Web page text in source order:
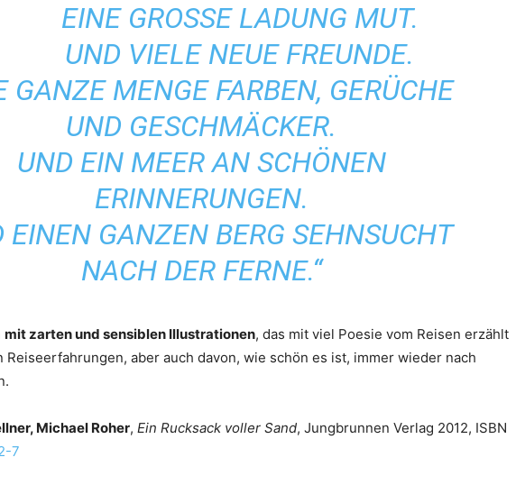
EINE GROSSE LADUNG MUT.
UND VIELE NEUE FREUNDE.
GANZE MENGE FARBEN, GERÜCHE
UND GESCHMÄCKER.
UND EIN MEER AN SCHÖNEN
ERINNERUNGEN.
EINEN GANZEN BERG SEHNSUCHT
NACH DER FERNE.“
mit zarten und sensiblen Illustrationen, das mit viel Poesie vom Reisen erzählt
Reiseerfahrungen, aber auch davon, wie schön es ist, immer wieder nach
Michael Roher, Ein Rucksack voller Sand, Jungbrunnen Verlag 2012, ISBN
7